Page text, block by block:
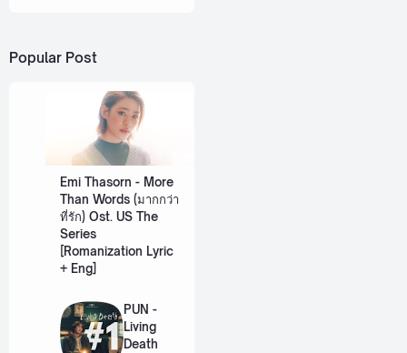
Popular Post
Emi Thasorn - More
Than Words (มากกว่า
ที่รัก) Ost. US The
Series
[Romanization Lyric
+ Eng]
PUN -
Living
Death